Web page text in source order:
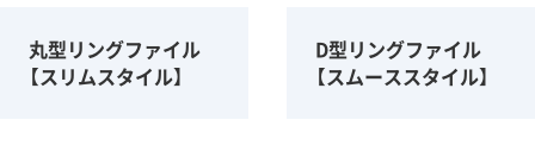
丸型リングファイル
【スリムスタイル】
D型リングファイル
【スムーススタイル】